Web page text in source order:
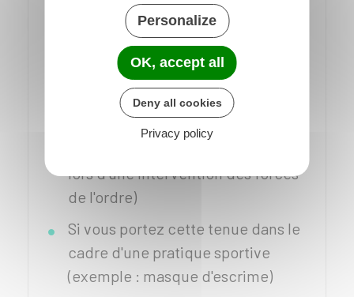
roues, port du masque durant la
crise sanitaire)
Si la tenue est obligatoire pour des
raisons de santé ou
professionnelles (exemple :
lors d'une intervention des forces
de l'ordre)
Si vous portez cette tenue dans le
cadre d'une pratique sportive
(exemple : masque d'escrime)
Personalize
OK, accept all
Deny all cookies
Privacy policy